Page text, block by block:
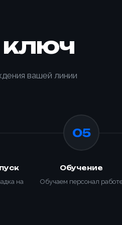
ключ
вашей линии
на
05
Обучение
Обучаем персонал